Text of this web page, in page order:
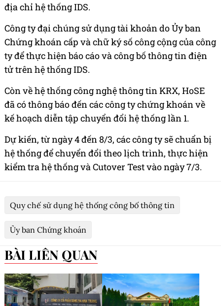
địa chỉ hệ thống IDS.
Công ty đại chúng sử dụng tài khoản do Ủy ban
Chứng khoán cấp và chữ ký số công cộng của công
ty để thực hiện báo cáo và công bố thông tin điện
tử trên hệ thống IDS.
Còn về hệ thống công nghệ thông tin KRX, HoSE
đã có thông báo đến các công ty chứng khoán về
kế hoạch diễn tập chuyển đổi hệ thống lần 1.
Dự kiến, từ ngày 4 đến 8/3, các công ty sẽ chuẩn bị
hệ thống để chuyển đổi theo lịch trình, thực hiện
kiểm tra hệ thống và Cutover Test vào ngày 7/3.
Quy chế sử dụng hệ thống công bố thông tin
Ủy ban Chứng khoán
BÀI LIÊN QUAN